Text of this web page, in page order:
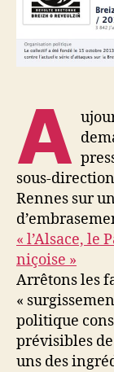
A
sous-
Rennes sur
« l’Alsace, le
niçoise »
Arrêtons les
«
politique
prévisibles
uns des